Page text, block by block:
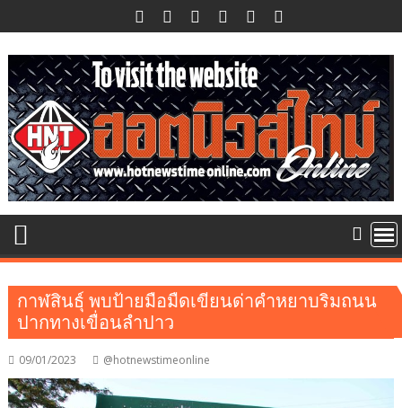
to
content
กาฬสินธุ์ พบป้ายมือมืดเขียนด่าคำหยาบริมถนน
ปากทางเขื่อนลำปาว
09/01/2023 @hotnewstimeonline